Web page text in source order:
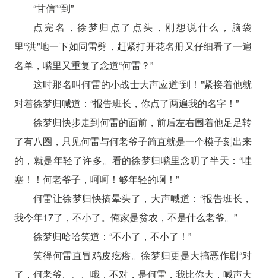
“甘信”“到”
点完名，徐梦归点了点头，刚想说什么，脑袋
里“洪”地一下如同雷劈，赶紧打开花名册又仔细看了一遍
名单，嘴里又重复了念道“何雷？”
这时那名叫何雷的小战士大声应道“到！”紧接着他就
对着徐梦归喊道：“报告班长，你点了两遍我的名字！”
徐梦归快步走到何雷的面前，前后左右围着他足足转
了有八圈，只见何雷与何老爷子简直就是一个模子刻出来
的，就是年轻了许多。看的徐梦归嘴里念叨了半天：“哇
塞！！何老爷子，呵呵！够年轻的啊！”
何雷让徐梦归快搞晕头了，大声喊道：“报告班长，
我今年17了，不小了。俺家是贫农，不是什么老爷。”
徐梦归哈哈笑道：“不小了，不小了！”
笑得何雷直冒鸡皮疙瘩。徐梦归更是大搞恶作剧“对
了，何老爷、、、哦，不对，是何雷，我比你大，喊声大